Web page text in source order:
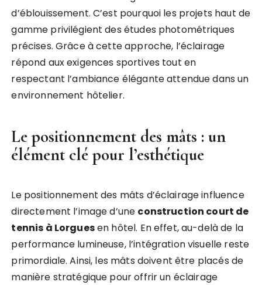
d’éblouissement. C’est pourquoi les projets haut de
gamme privilégient des études photométriques
précises. Grâce à cette approche, l’éclairage
répond aux exigences sportives tout en
respectant l’ambiance élégante attendue dans un
environnement hôtelier.
Le positionnement des mâts : un
élément clé pour l’esthétique
Le positionnement des mâts d’éclairage influence
directement l’image d’une construction court de
tennis à Lorguesen hôtel. En effet, au-delà de la
performance lumineuse, l’intégration visuelle reste
primordiale. Ainsi, les mâts doivent être placés de
manière stratégique pour offrir un éclairage